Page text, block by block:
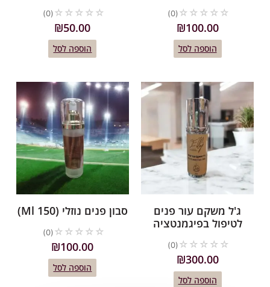
☆
☆
☆
(0)
₪100.00
הוספה לסל
☆
☆
☆
(0)
₪50.00
הוספה לסל
ג'ל משקם עור פנים
לטיפול בפיגמנטציה
☆
☆
☆
(0)
₪300.00
הוספה לסל
סבון פנים נוזלי (150 Ml)
☆
☆
☆
(0)
₪100.00
הוספה לסל